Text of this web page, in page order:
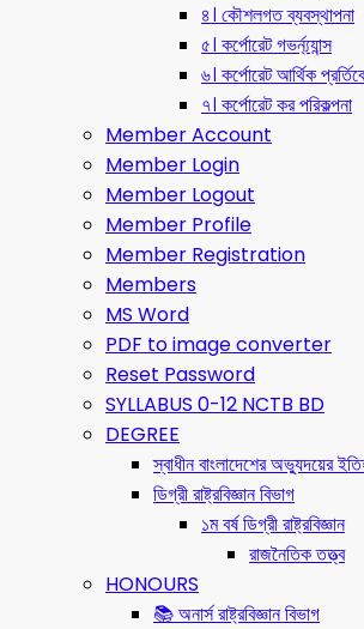
৪। কৌশলগত ব্যবস্থাপনা
৫। কর্পোরেট গভর্ন্য্যান্স
৬। কর্পোরেট আর্থিক
৭। কর্পোরেট কর পরিকল্পনা
Member Account
Member Login
Member Logout
Member Profile
Member Registration
Members
MS Word
PDF to image converter
Reset Password
SYLLABUS 0-12 NCTB BD
DEGREE
স্বাধীন বাংলাদেশের অভ্যুদয়ের
ডিগ্রী রাষ্ট্রবিজ্ঞান বিভাগ
১ম বর্ষ ডিগ্রী রাষ্ট্রবিজ্ঞান
রাজনৈতিক তত্ত্ব
HONOURS
📚 অনার্স রাষ্ট্রবিজ্ঞান বিভাগ